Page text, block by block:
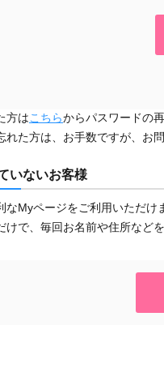
方はこちらからパスワードの
れた方は、お手数ですが、お
いないお客様
Myページをご利用いただけ
けで、毎回お名前や住所など